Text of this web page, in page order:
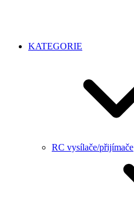
KATEGORIE
RC vysílače/přijímače